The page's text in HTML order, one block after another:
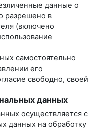
данные о
разрешено в
(включено
самостоятельно
его
свободно, своей
данных
осуществляется с
данных на обработку